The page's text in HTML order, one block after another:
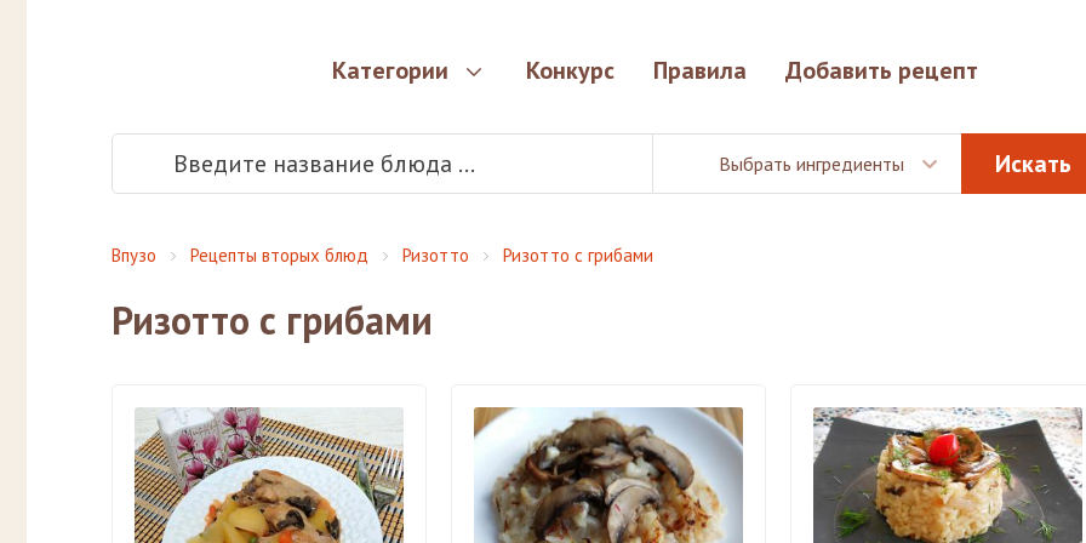
Категории Конкурс Правила Добавить рецепт
Выбрать ингредиенты
Впузо Рецепты вторых блюд Ризотто Ризотто с грибами
Ризотто с грибами